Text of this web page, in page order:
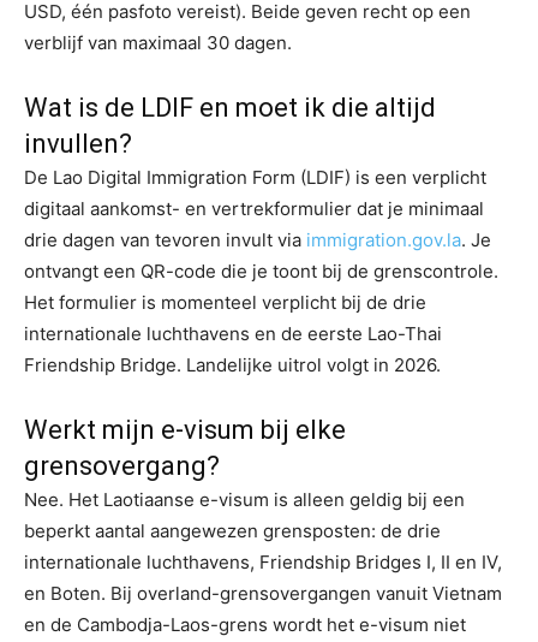
USD, één pasfoto vereist). Beide geven recht op een
verblijf van maximaal 30 dagen.
Wat is de LDIF en moet ik die altijd
invullen?
De Lao Digital Immigration Form (LDIF) is een verplicht
digitaal aankomst- en vertrekformulier dat je minimaal
drie dagen van tevoren invult via immigration.gov.la. Je
ontvangt een QR-code die je toont bij de grenscontrole.
Het formulier is momenteel verplicht bij de drie
internationale luchthavens en de eerste Lao-Thai
Friendship Bridge. Landelijke uitrol volgt in 2026.
Werkt mijn e-visum bij elke
grensovergang?
Nee. Het Laotiaanse e-visum is alleen geldig bij een
beperkt aantal aangewezen grensposten: de drie
internationale luchthavens, Friendship Bridges I, II en IV,
en Boten. Bij overland-grensovergangen vanuit Vietnam
en de Cambodja-Laos-grens wordt het e-visum niet